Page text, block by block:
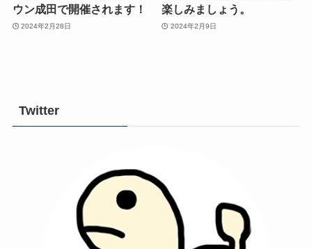
ウン成田で開催されます！
2024年2月28日
楽しみましょう。
2024年2月9日
Twitter